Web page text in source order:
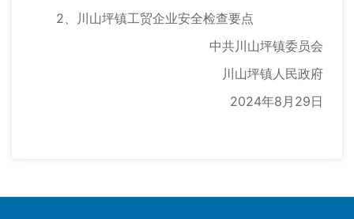
2、川山坪镇工贸企业安全检查要点
中共川山坪镇委员会
川山坪镇人民政府
2024年8月29日